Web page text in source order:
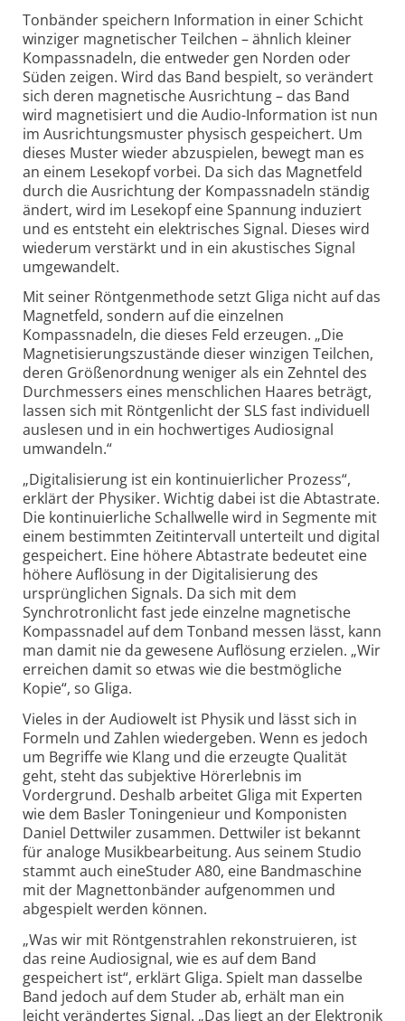
Tonbänder speichern Information in einer Schicht
winziger magnetischer Teilchen – ähnlich kleiner
Kompassnadeln, die entweder gen Norden oder
Süden zeigen. Wird das Band bespielt, so verändert
sich deren magnetische Ausrichtung – das Band
wird magnetisiert und die Audio-Information ist nun
im Ausrichtungsmuster physisch gespeichert. Um
dieses Muster wieder abzuspielen, bewegt man es
an einem Lesekopf vorbei. Da sich das Magnetfeld
durch die Ausrichtung der Kompassnadeln ständig
ändert, wird im Lesekopf eine Spannung induziert
und es entsteht ein elektrisches Signal. Dieses wird
wiederum verstärkt und in ein akustisches Signal
umgewandelt.
Mit seiner Röntgenmethode setzt Gliga nicht auf das
Magnetfeld, sondern auf die einzelnen
Kompassnadeln, die dieses Feld erzeugen. „Die
Magnetisierungszustände dieser winzigen Teilchen,
deren Größenordnung weniger als ein Zehntel des
Durchmessers eines menschlichen Haares beträgt,
lassen sich mit Röntgenlicht der SLS fast individuell
auslesen und in ein hochwertiges Audiosignal
umwandeln.“
„Digitalisierung ist ein kontinuierlicher Prozess“,
erklärt der Physiker. Wichtig dabei ist die Abtastrate.
Die kontinuierliche Schallwelle wird in Segmente mit
einem bestimmten Zeitintervall unterteilt und digital
gespeichert. Eine höhere Abtastrate bedeutet eine
höhere Auflösung in der Digitalisierung des
ursprünglichen Signals. Da sich mit dem
Synchrotronlicht fast jede einzelne magnetische
Kompassnadel auf dem Tonband messen lässt, kann
man damit nie da gewesene Auflösung erzielen. „Wir
erreichen damit so etwas wie die bestmögliche
Kopie“, so Gliga.
Vieles in der Audiowelt ist Physik und lässt sich in
Formeln und Zahlen wiedergeben. Wenn es jedoch
um Begriffe wie Klang und die erzeugte Qualität
geht, steht das subjektive Hörerlebnis im
Vordergrund. Deshalb arbeitet Gliga mit Experten
wie dem Basler Toningenieur und Komponisten
Daniel Dettwiler zusammen. Dettwiler ist bekannt
für analoge Musikbearbeitung. Aus seinem Studio
stammt auch eineStuder A80, eine Bandmaschine
mit der Magnettonbänder aufgenommen und
abgespielt werden können.
„Was wir mit Röntgenstrahlen rekonstruieren, ist
das reine Audiosignal, wie es auf dem Band
gespeichert ist“, erklärt Gliga. Spielt man dasselbe
Band jedoch auf dem Studer ab, erhält man ein
leicht verändertes Signal. „Das liegt an der Elektronik